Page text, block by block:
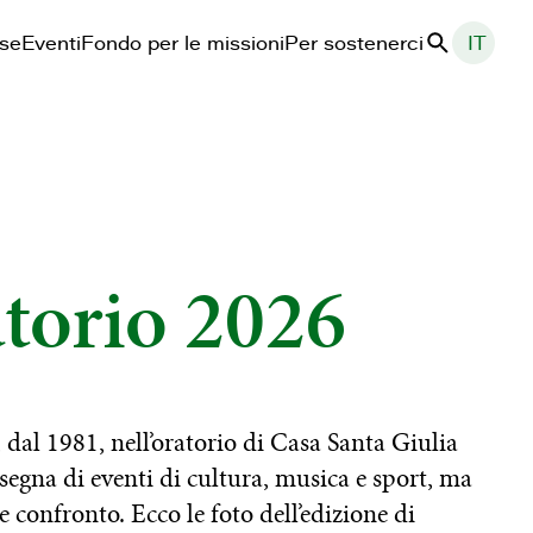
EventiFondo per le missioniPer sostenerci Cerca
IT
2026
1981, nell’oratorio di Casa Santa Giulia
di eventi di cultura, musica e sport, ma
confronto. Ecco le foto dell’edizione di